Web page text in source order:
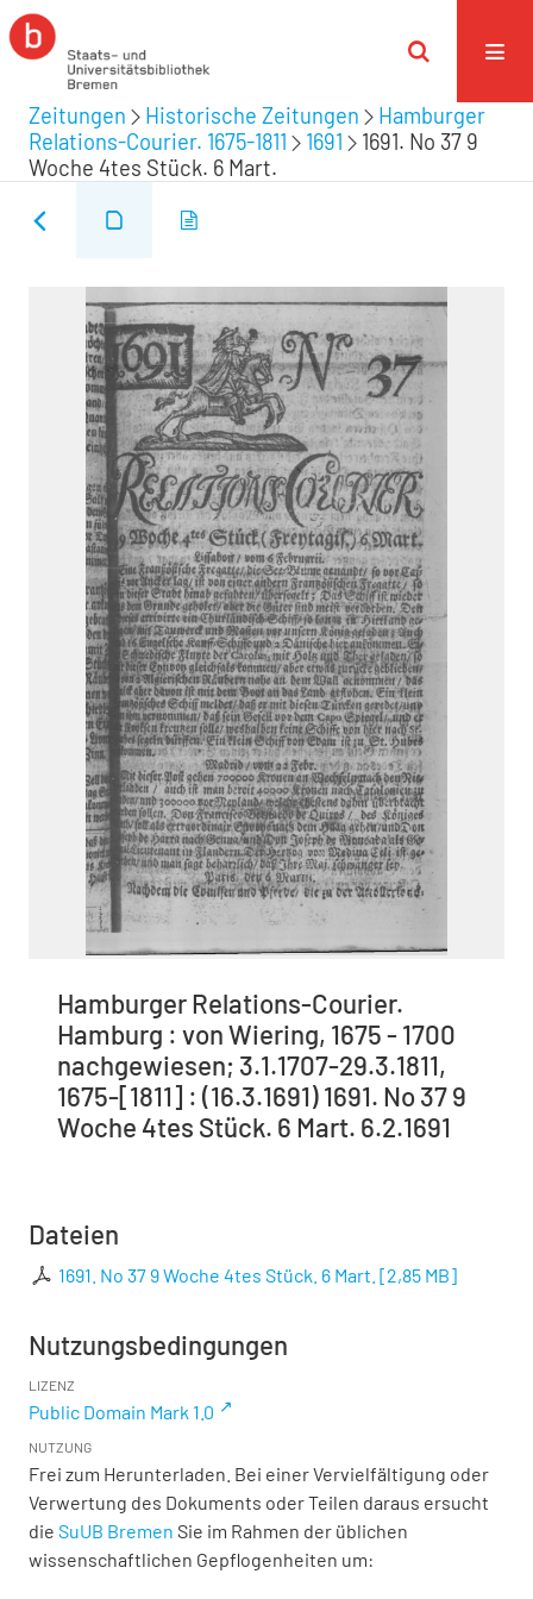
Zeitungen Historische Zeitungen
Hamburger
Relations-Courier. 1675-1811
1691
1691. No 37 9
Woche 4tes Stück. 6 Mart.
Hamburger Relations-Courier.
Hamburg : von Wiering, 1675 - 1700
nachgewiesen; 3.1.1707-29.3.1811,
1675-[1811] : (16.3.1691) 1691. No 37 9
Woche 4tes Stück. 6 Mart. 6.2.1691
Dateien
1691. No 37 9 Woche 4tes Stück. 6 Mart. [2,85 MB]
Nutzungsbedingungen
LIZENZ
Public Domain Mark 1.0
NUTZUNG
Frei zum Herunterladen. Bei einer Vervielfältigung oder
Verwertung des Dokuments oder Teilen daraus ersucht
die SuUB Bremen Sie im Rahmen der üblichen
wissenschaftlichen Gepflogenheiten um: